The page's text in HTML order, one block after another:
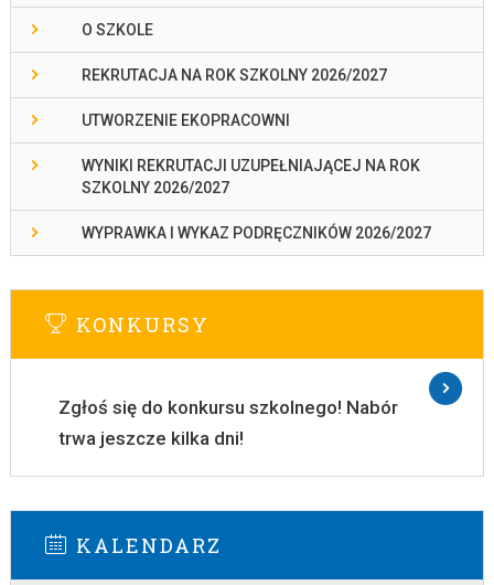
O SZKOLE
REKRUTACJA NA ROK SZKOLNY 2026/2027
UTWORZENIE EKOPRACOWNI
WYNIKI REKRUTACJI UZUPEŁNIAJĄCEJ NA ROK
SZKOLNY 2026/2027
WYPRAWKA I WYKAZ PODRĘCZNIKÓW 2026/2027
KONKURSY
Zgłoś się do konkursu szkolnego! Nabór
trwa jeszcze kilka dni!
KALENDARZ